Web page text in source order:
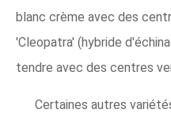
blanc crème avec des
'Cleopatra' (hybride
tendre avec des centres
Certaines autres